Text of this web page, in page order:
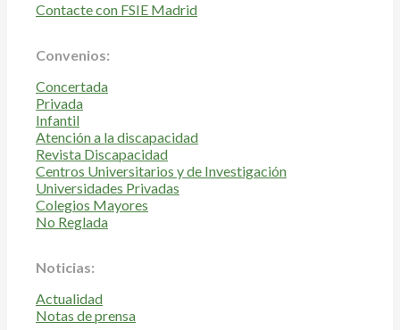
Contacte con FSIE Madrid
Convenios:
Concertada
Privada
Infantil
Atención a la discapacidad
Revista Discapacidad
Centros Universitarios y de Investigación
Universidades Privadas
Colegios Mayores
No Reglada
Noticias:
Actualidad
Notas de prensa